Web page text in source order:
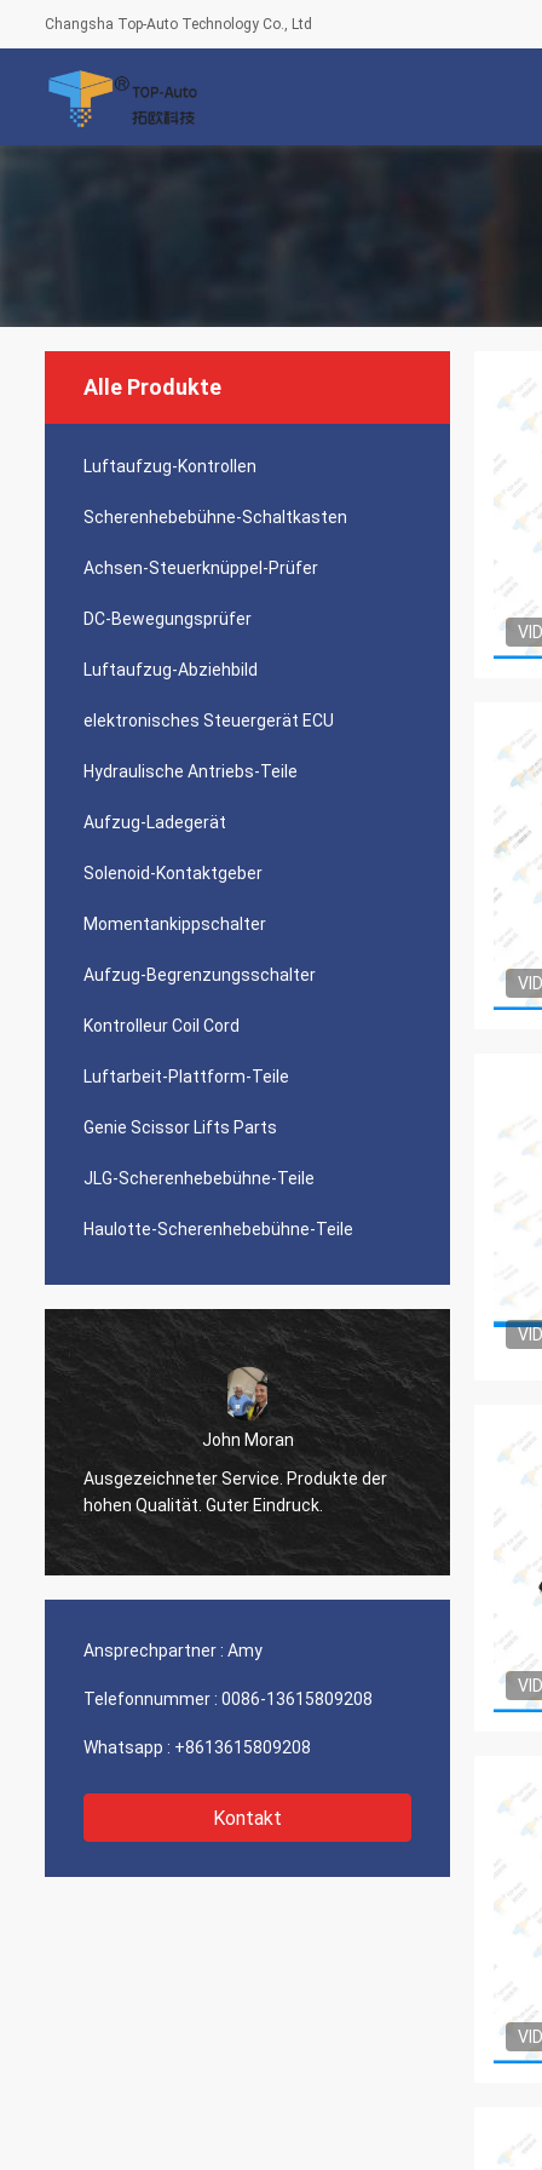
Changsha Top-Auto Technology Co., Ltd
Alle Produkte
Luftaufzug-Kontrollen
Scherenhebebühne-Schaltkasten
Achsen-Steuerknüppel-Prüfer
DC-Bewegungsprüfer
Luftaufzug-Abziehbild
elektronisches Steuergerät ECU
Hydraulische Antriebs-Teile
Aufzug-Ladegerät
Solenoid-Kontaktgeber
Momentankippschalter
Aufzug-Begrenzungsschalter
Kontrolleur Coil Cord
Luftarbeit-Plattform-Teile
Genie Scissor Lifts Parts
JLG-Scherenhebebühne-Teile
Haulotte-Scherenhebebühne-Teile
John Moran
Ausgezeichneter Service. Produkte der
hohen Qualität. Guter Eindruck.
Ansprechpartner : Amy
Telefonnummer : 0086-13615809208
Whatsapp : +8613615809208
Kontakt